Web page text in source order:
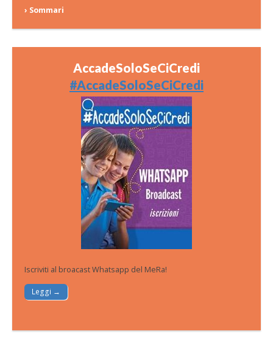
› Sommari
AccadeSoloSeCiCredi
#AccadeSoloSeCiCredi
Iscriviti al broacast Whatsapp del MeRa!
Leggi →